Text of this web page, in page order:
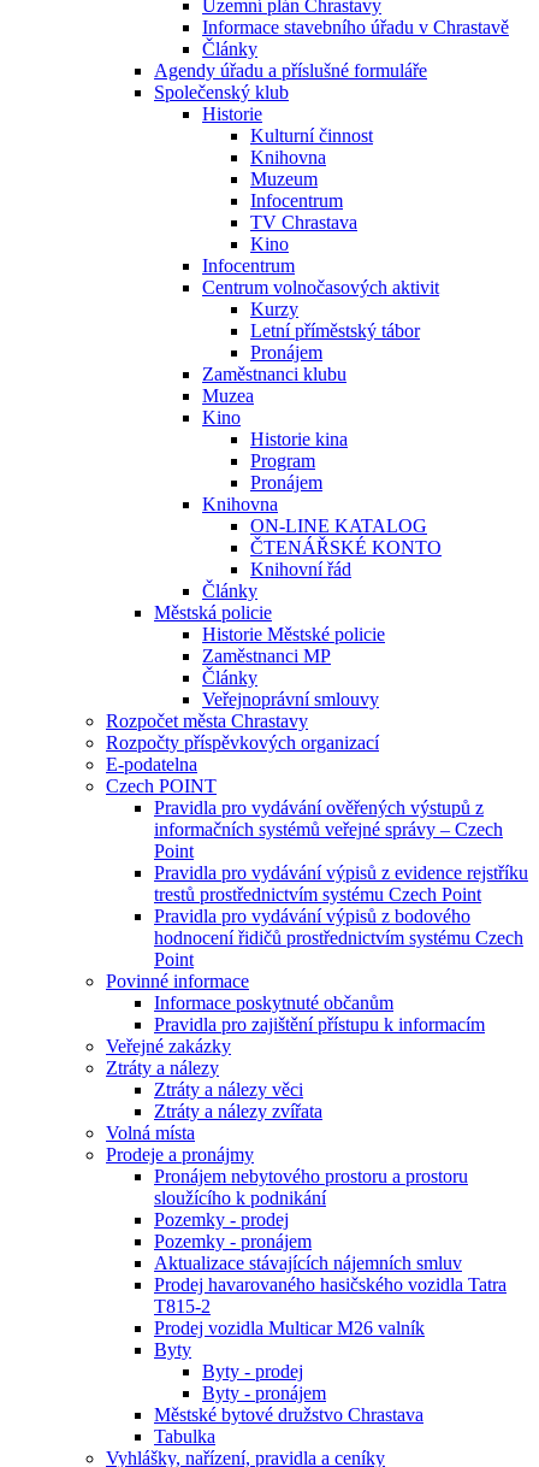
Územní plán Chrastavy
Informace stavebního úřadu v Chrastavě
Články
Agendy úřadu a příslušné formuláře
Společenský klub
Historie
Kulturní činnost
Knihovna
Muzeum
Infocentrum
TV Chrastava
Kino
Infocentrum
Centrum volnočasových aktivit
Kurzy
Letní příměstský tábor
Pronájem
Zaměstnanci klubu
Muzea
Kino
Historie kina
Program
Pronájem
Knihovna
ON-LINE KATALOG
ČTENÁŘSKÉ KONTO
Knihovní řád
Články
Městská policie
Historie Městské policie
Zaměstnanci MP
Články
Veřejnoprávní smlouvy
Rozpočet města Chrastavy
Rozpočty příspěvkových organizací
E-podatelna
Czech POINT
Pravidla pro vydávání ověřených výstupů z
informačních systémů veřejné správy – Czech
Point
Pravidla pro vydávání výpisů z evidence rejstříku
trestů prostřednictvím systému Czech Point
Pravidla pro vydávání výpisů z bodového
hodnocení řidičů prostřednictvím systému Czech
Point
Povinné informace
Informace poskytnuté občanům
Pravidla pro zajištění přístupu k informacím
Veřejné zakázky
Ztráty a nálezy
Ztráty a nálezy věci
Ztráty a nálezy zvířata
Volná místa
Prodeje a pronájmy
Pronájem nebytového prostoru a prostoru
sloužícího k podnikání
Pozemky - prodej
Pozemky - pronájem
Aktualizace stávajících nájemních smluv
Prodej havarovaného hasičského vozidla Tatra
T815-2
Prodej vozidla Multicar M26 valník
Byty
Byty - prodej
Byty - pronájem
Městské bytové družstvo Chrastava
Tabulka
Vyhlášky, nařízení, pravidla a ceníky